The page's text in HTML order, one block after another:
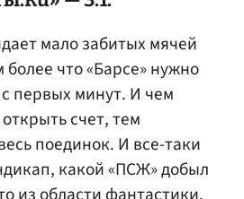
мало забитых мячей
более что «Барсе» нужно
первых минут. И чем
счет, тем
поединок. И все-таки
какой «ПСЖ» добыл